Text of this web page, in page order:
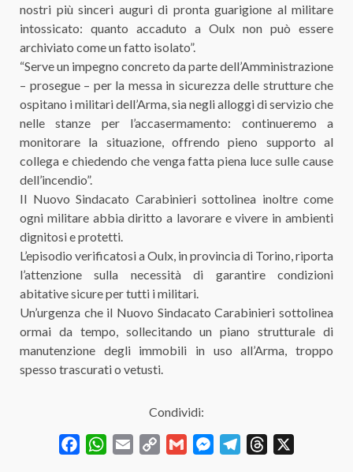
nostri più sinceri auguri di pronta guarigione al militare
intossicato: quanto accaduto a Oulx non può essere
archiviato come un fatto isolato”.
“Serve un impegno concreto da parte dell’Amministrazione
– prosegue – per la messa in sicurezza delle strutture che
ospitano i militari dell’Arma, sia negli alloggi di servizio che
nelle stanze per l’accasermamento: continueremo a
monitorare la situazione, offrendo pieno supporto al
collega e chiedendo che venga fatta piena luce sulle cause
dell’incendio”.
Il Nuovo Sindacato Carabinieri sottolinea inoltre come
ogni militare abbia diritto a lavorare e vivere in ambienti
dignitosi e protetti.
L’episodio verificatosi a Oulx, in provincia di Torino, riporta
l’attenzione sulla necessità di garantire condizioni
abitative sicure per tutti i militari.
Un’urgenza che il Nuovo Sindacato Carabinieri sottolinea
ormai da tempo, sollecitando un piano strutturale di
manutenzione degli immobili in uso all’Arma, troppo
spesso trascurati o vetusti.
Condividi:
FacebookWhatsApp
Email
Copy
Gmail MessengerTelegramThreads